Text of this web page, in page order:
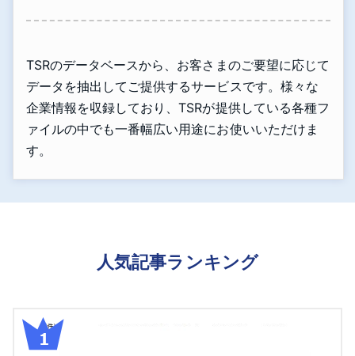
TSRのデータベースから、お客さまのご要望に応じて
データを抽出してご提供するサービスです。様々な
企業情報を収録しており、TSRが提供している各種フ
ァイルの中でも一番幅広い用途にお使いいただけま
す。
人気記事ランキング